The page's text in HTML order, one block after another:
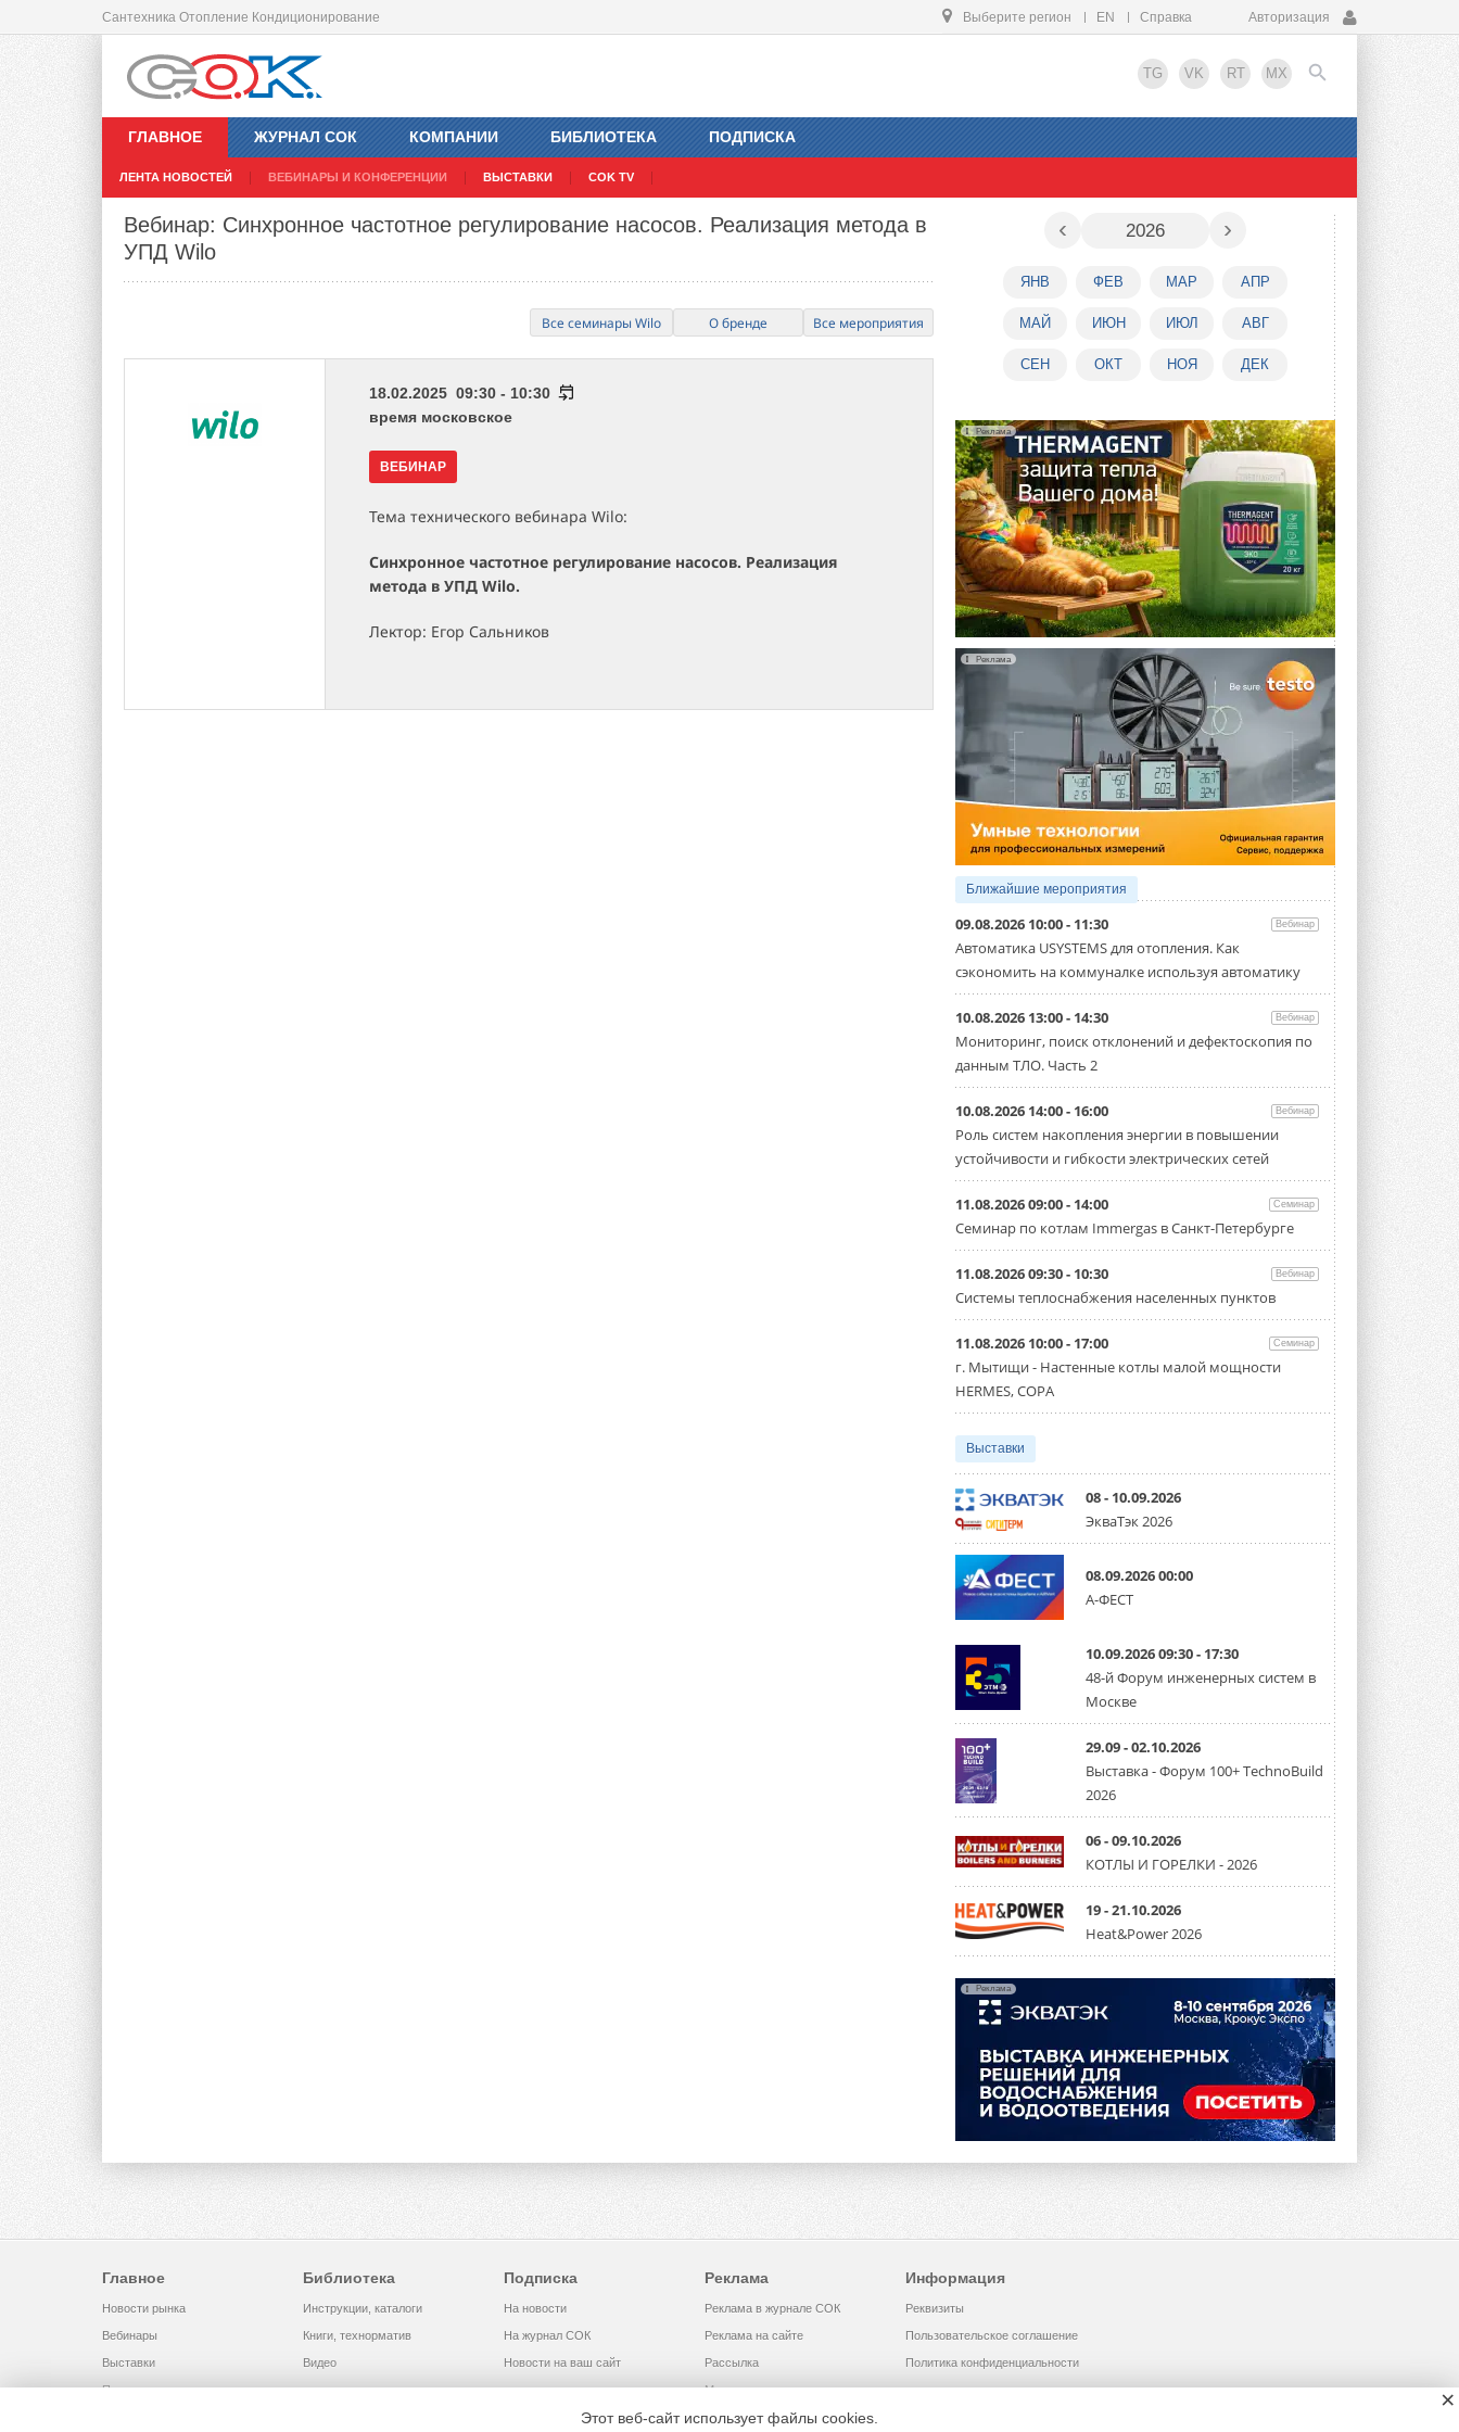
Сантехника Отопление Кондиционирование Выберите регион EN Справка Авторизация
TG VK RT MX
ГЛАВНОЕ
ЛЕНТА НОВОСТЕЙ ВЕБИНАРЫ И КОНФЕРЕНЦИИ ВЫСТАВКИ COK TV
ЖУРНАЛ СОК КОМПАНИИ БИБЛИОТЕКА ПОДПИСКА
EN
Вебинар: Синхронное частотное регулирование насосов. Реализация метода в
УПД Wilo
Все семинары Wilo О бренде Все мероприятия
18.02.2025 09:30 - 10:30
время московское
ВЕБИНАР
Тема технического вебинара Wilo:
Синхронное частотное регулирование насосов. Реализация
метода в УПД Wilo.
Лектор: Егор Сальников
‹ 2026 ›
ЯНВ ФЕВ МАР АПР
МАЙ ИЮН ИЮЛ АВГ
СЕН ОКТ НОЯ ДЕК
Реклама
Реклама
Ближайшие мероприятия
09.08.2026 10:00 - 11:30 Вебинар
Автоматика USYSTEMS для отопления. Как
сэкономить на коммуналке используя автоматику
10.08.2026 13:00 - 14:30 Вебинар
Мониторинг, поиск отклонений и дефектоскопия по
данным ТЛО. Часть 2
10.08.2026 14:00 - 16:00 Вебинар
Роль систем накопления энергии в повышении
устойчивости и гибкости электрических сетей
11.08.2026 09:00 - 14:00 Семинар
Семинар по котлам Immergas в Санкт-Петербурге
11.08.2026 09:30 - 10:30 Вебинар
Системы теплоснабжения населенных пунктов
11.08.2026 10:00 - 17:00 Семинар
г. Мытищи - Настенные котлы малой мощности
HERMES, COPA
Выставки
08 - 10.09.2026
ЭкваТэк 2026
08.09.2026 00:00
А-ФЕСТ
10.09.2026 09:30 - 17:30
48-й Форум инженерных систем в
Москве
29.09 - 02.10.2026
Выставка - Форум 100+ TechnoBuild
2026
06 - 09.10.2026
КОТЛЫ И ГОРЕЛКИ - 2026
19 - 21.10.2026
Heat&Power 2026
Реклама
Главное
Новости рынка
Вебинары
Выставки
Помощь
Библиотека
Инструкции, каталоги
Книги, технорматив
Видео
Подписка
На новости
На журнал СОК
Новости на ваш сайт
Реклама
Реклама в журнале СОК
Реклама на сайте
Рассылка
Медиакит
Информация
Реквизиты
Пользовательское соглашение
Политика конфиденциальности
Этот веб-сайт использует файлы cookies.
×